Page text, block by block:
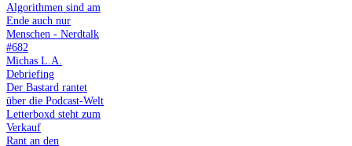
Algorithmen sind am
Ende auch nur
Menschen - Nerdtalk
#682
Michas L.A.
Debriefing
Der Bastard rantet
über die Podcast-Welt
Letterboxd steht zum
Verkauf
Rant an den